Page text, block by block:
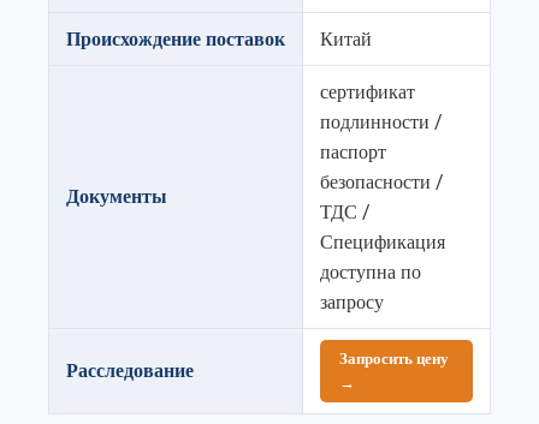
Происхождение поставок Китай
Документы
сертификат
подлинности /
паспорт
безопасности /
ТДС /
Спецификация
доступна по
запросу
Расследование
Запросить цену
→